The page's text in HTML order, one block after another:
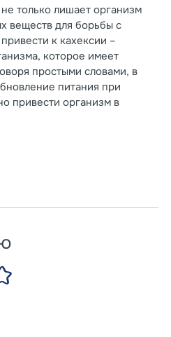
только лишает организм
веществ для борьбы с
к кахексии –
которое имеет
простыми словами, в
питания при
привести организм в